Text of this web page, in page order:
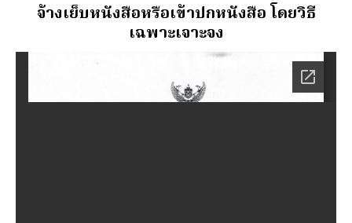
จ้างเย็บหนังสือหรือเข้าปกหนังสือ โดยวิธี
เฉพาะเจาะจง